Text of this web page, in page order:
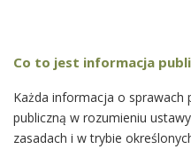
Co to jest informacja
Każda informacja o sprawach
publiczną w rozumieniu
zasadach i w trybie